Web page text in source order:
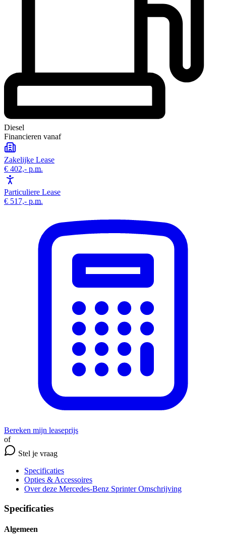
Diesel
Financieren vanaf
Zakelijke Lease
€ 402,- p.m.
Particuliere Lease
€ 517,- p.m.
Bereken mijn leaseprijs
of
Stel je vraag
Specificaties
Opties & Accessoires
Over deze Mercedes-Benz Sprinter Omschrijving
Specificaties
Algemeen